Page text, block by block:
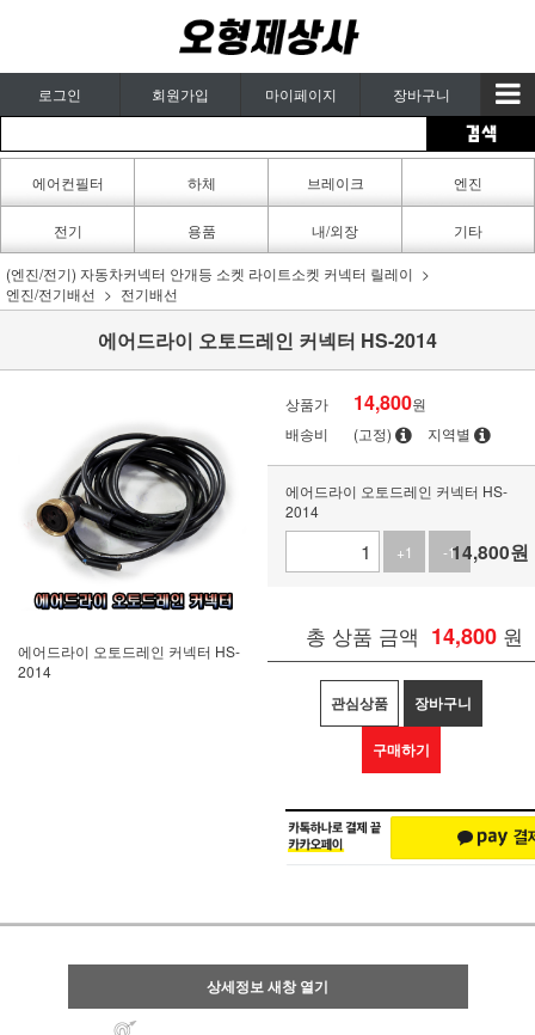
로그인 회원가입 마이페이지 장바구니
에어컨필터
카페인트
하체 브레이크 엔진
전기 용품 내/외장 기타
(엔진/전기) 자동차커넥터 안개등 소켓 라이트소켓 커넥터 릴레이
엔진/전기배선
전기배선
에어드라이 오토드레인 커넥터 HS-2014
에어드라이 오토드레인 커넥터 HS-
2014
상품가 14,800원
배송비
(고정) 지역별
에어드라이 오토드레인 커넥터 HS-
2014
+1
-114,800원
총 상품 금액 14,800 원
관심상품 장바구니
구매하기
상세정보 새창 열기